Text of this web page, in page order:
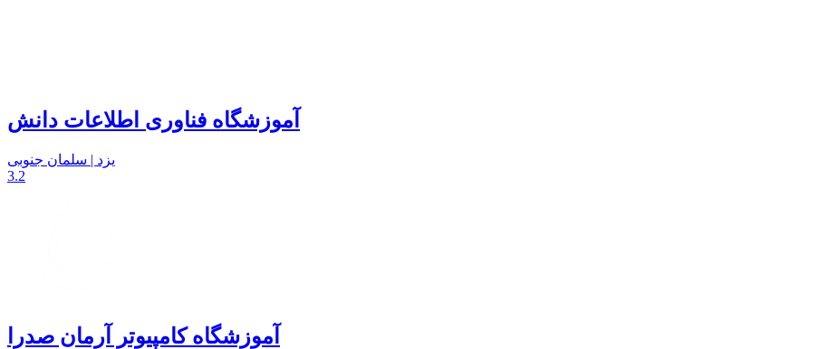
آموزشگاه فناوری اطلاعات دانش
یزد | سلمان جنوبی
3.2
آموزشگاه کامپیوتر آرمان صدرا